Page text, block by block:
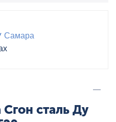
Самара
сталь Ду